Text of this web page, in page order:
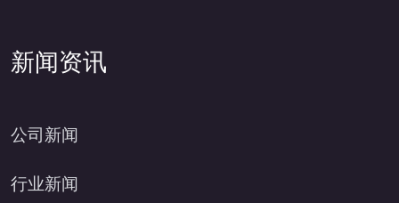
新闻资讯
公司新闻
行业新闻